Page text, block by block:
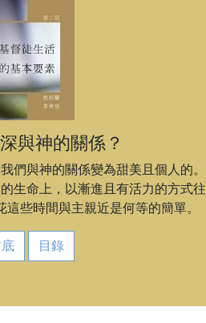
與神的關係？
們與神的關係變為甜美且個人的。
生命上，以漸進且有活力的方式往
些時間與主親近是何等的簡單。
目錄